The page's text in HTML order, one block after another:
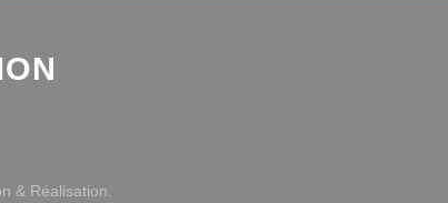
& Réalisation.